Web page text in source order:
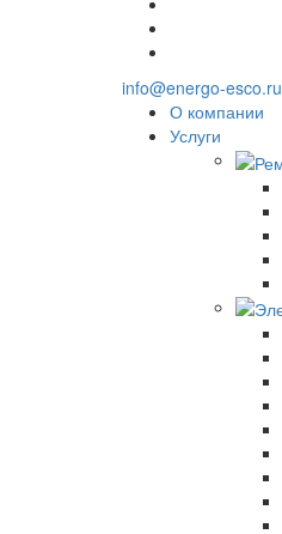
info@energo-esco.ru
О компании
Услуги